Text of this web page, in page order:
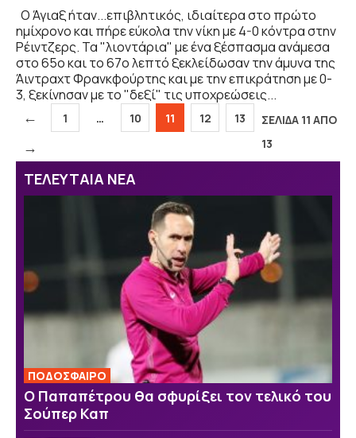
Ο Άγιαξ ήταν...επιβλητικός, ιδιαίτερα στο πρώτο
ημίχρονο και πήρε εύκολα την νίκη με 4-0 κόντρα στην
Ρέιντζερς. Τα "λιοντάρια" με ένα ξέσπασμα ανάμεσα
στο 65ο και το 67ο λεπτό ξεκλείδωσαν την άμυνα της
Άιντραχτ Φρανκφούρτης και με την επικράτηση με 0-
3, ξεκίνησαν με το "δεξί" τις υποχρεώσεις...
← Σελίδα
1 … Σελίδα
10 Σελίδα
11 Σελίδα
12 Σελίδα
13
→
ΣΕΛΙΔΑ 11 ΑΠΟ
13
ΤΕΛΕΥΤΑΙΑ ΝΕΑ
ΠΟΔΟΣΦΑΙΡΟ
Ο Παπαπέτρου θα σφυρίξει τον τελικό του
Σούπερ Καπ